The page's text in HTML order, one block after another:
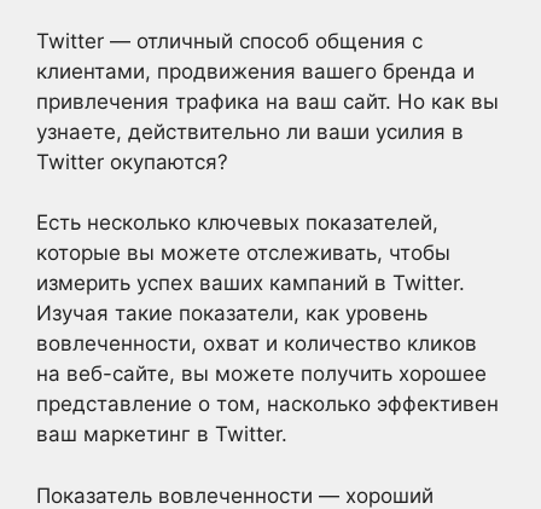
Twitter — отличный способ общения с
клиентами, продвижения вашего бренда и
привлечения трафика на ваш сайт. Но как вы
узнаете, действительно ли ваши усилия в
Twitter окупаются?
Есть несколько ключевых показателей,
которые вы можете отслеживать, чтобы
измерить успех ваших кампаний в Twitter.
Изучая такие показатели, как уровень
вовлеченности, охват и количество кликов
на веб-сайте, вы можете получить хорошее
представление о том, насколько эффективен
ваш маркетинг в Twitter.
Показатель вовлеченности — хороший